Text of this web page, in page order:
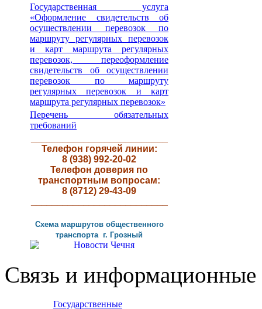
Государственная услуга
«Оформление свидетельств об
осуществлении перевозок по
маршруту регулярных перевозок
и карт маршрута регулярных
перевозок, переоформление
свидетельств об осуществлении
перевозок по маршруту
регулярных перевозок и карт
маршрута регулярных перевозок»
Перечень обязательных
требований
Телефон горячей линии:
8 (938) 992-20-02
Телефон доверия по
транспортным вопросам:
8 (8712) 29-43-09
Схема маршрутов общественного
транспорта г. Грозный
Связь и информационные
Государственные